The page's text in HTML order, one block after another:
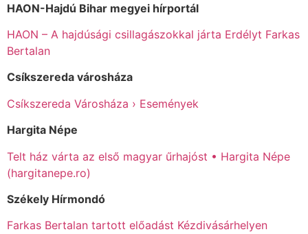
HAON-Hajdú Bihar megyei hírportál
HAON – A hajdúsági csillagászokkal járta Erdélyt Farkas
Bertalan
Csíkszereda városháza
Csíkszereda Városháza › Események
Hargita Népe
Telt ház várta az első magyar űrhajóst • Hargita Népe
(hargitanepe.ro)
Székely Hírmondó
Farkas Bertalan tartott előadást Kézdivásárhelyen